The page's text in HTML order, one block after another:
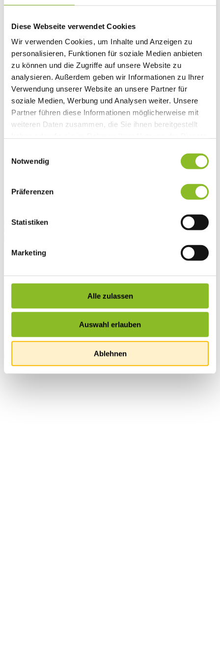
Diese Webseite verwendet Cookies
Wir verwenden Cookies, um Inhalte und Anzeigen zu
personalisieren, Funktionen für soziale Medien anbieten
zu können und die Zugriffe auf unsere Website zu
analysieren. Außerdem geben wir Informationen zu Ihrer
Verwendung unserer Website an unsere Partner für
soziale Medien, Werbung und Analysen weiter. Unsere
Partner führen diese Informationen möglicherweise mit
weiteren Daten zusammen, die Sie ihnen bereitgestellt
Notwendig
Präferenzen
Statistiken
Marketing
Alle zulassen
Auswahl erlauben
Ablehnen
Vereinsleben
Liste der Frastanzer Vereine
Veranstaltungskalender
Wirtschaft
Unternehmen & Standort
Nahversorgerliste
Betriebe
Wirtschaftsstandort Frastanz
Gemeindeentwicklung
Wige Frastanz
Wirtschaftsgemeinschaft
Herbstmarkt
Tourismus
Startseite
Soziales & Gesundheit
Wohnen für Jung & Alt
Im Haus „Wohnen für Jung & Alt“ gibt es zwölf Wohnungen für
ältere Menschen und vier Wohnungen für Familien.